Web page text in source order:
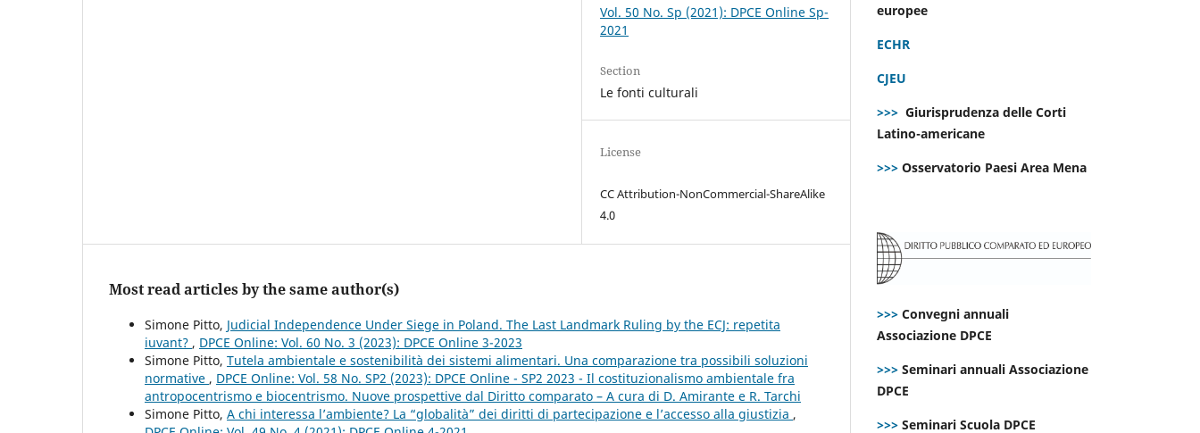
Vol. 50 No. Sp (2021): DPCE Online Sp-
2021
Section
Le fonti culturali
License
CC Attribution-NonCommercial-ShareAlike
4.0
Most read articles by the same author(s)
Simone Pitto, Judicial Independence Under Siege in Poland. The Last Landmark Ruling by the ECJ: repetita
iuvant? , DPCE Online: Vol. 60 No. 3 (2023): DPCE Online 3-2023
Simone Pitto, Tutela ambientale e sostenibilità dei sistemi alimentari. Una comparazione tra possibili soluzioni
normative , DPCE Online: Vol. 58 No. SP2 (2023): DPCE Online - SP2 2023 - Il costituzionalismo ambientale fra
antropocentrismo e biocentrismo. Nuove prospettive dal Diritto comparato – A cura di D. Amirante e R. Tarchi
Simone Pitto, A chi interessa l’ambiente? La “globalità” dei diritti di partecipazione e l’accesso alla giustizia ,
europee
ECHR
CJEU
>>> Giurisprudenza delle Corti
Latino-americane
>>> Osservatorio Paesi Area Mena
>>> Convegni annuali
Associazione DPCE
>>> Seminari annuali Associazione
DPCE
>>> Seminari Scuola DPCE